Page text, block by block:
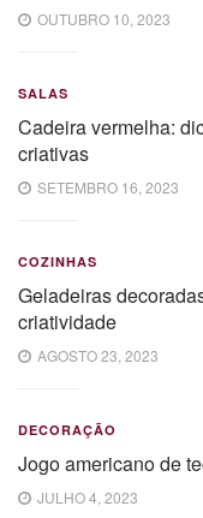
OUTUBRO 10, 2023
SALAS
Cadeira vermelha:
criativas
SETEMBRO 16, 2023
COZINHAS
Geladeiras
criatividade
AGOSTO 23, 2023
DECORAÇÃO
Jogo americano de
JULHO 4, 2023